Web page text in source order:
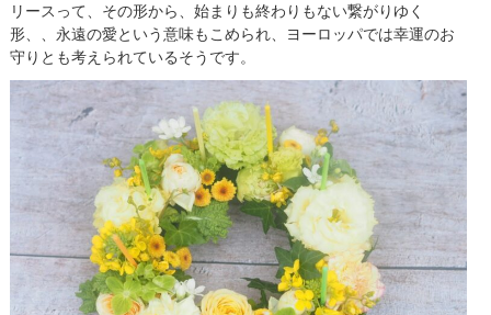
リースって、その形から、始まりも終わりもない繋がりゆく
形、、永遠の愛という意味もこめられ、ヨーロッパでは幸運のお
守りとも考えられているそうです。